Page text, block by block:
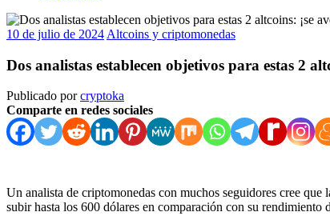
10 de julio de 2024 Altcoins y criptomonedas
Dos analistas establecen objetivos para estas 2
Publicado porcryptoka
Comparte en redes sociales
Un analista de criptomonedas con muchos seguidores cree
subir hasta los 600 dólares en comparación con su rendimiento